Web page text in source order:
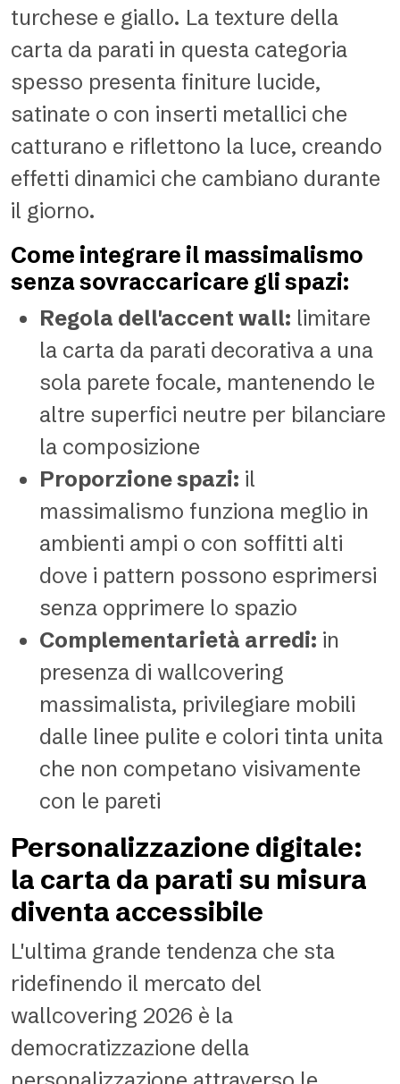
turchese e giallo. La texture della
carta da parati in questa categoria
spesso presenta finiture lucide,
satinate o con inserti metallici che
catturano e riflettono la luce, creando
effetti dinamici che cambiano durante
il giorno.
Come integrare il massimalismo
senza sovraccaricare gli spazi:
Regola dell'accent wall: limitare
la carta da parati decorativa a una
sola parete focale, mantenendo le
altre superfici neutre per bilanciare
la composizione
Proporzione spazi: il
massimalismo funziona meglio in
ambienti ampi o con soffitti alti
dove i pattern possono esprimersi
senza opprimere lo spazio
Complementarietà arredi: in
presenza di wallcovering
massimalista, privilegiare mobili
dalle linee pulite e colori tinta unita
che non competano visivamente
con le pareti
Personalizzazione digitale:
la carta da parati su misura
diventa accessibile
L'ultima grande tendenza che sta
ridefinendo il mercato del
wallcovering 2026 è la
democratizzazione della